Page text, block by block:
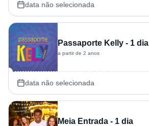
data não selecionada
Passaporte Kelly - 1 dia
a partir de 2 anos
data não selecionada
Meia Entrada - 1 dia